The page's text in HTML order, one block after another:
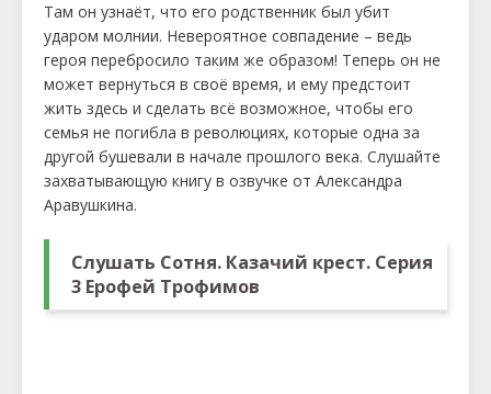
Там он узнаёт, что его родственник был убит
ударом молнии. Невероятное совпадение – ведь
героя перебросило таким же образом! Теперь он не
может вернуться в своё время, и ему предстоит
жить здесь и сделать всё возможное, чтобы его
семья не погибла в революциях, которые одна за
другой бушевали в начале прошлого века. Слушайте
захватывающую книгу в озвучке от Александра
Аравушкина.
Слушать Сотня. Казачий крест. Серия
3 Ерофей Трофимов